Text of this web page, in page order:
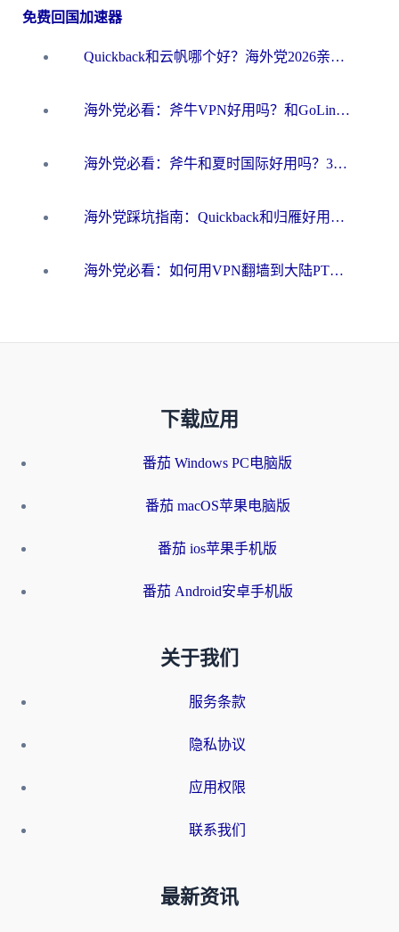
免费回国加速器
Quickback和云帆哪个好？海外党2026亲测指南：选对加速器大陆工具，无缝刷国内剧玩国服
海外党必看：斧牛VPN好用吗？和GoLinkVPN对比哪个回国效果更好？
海外党必看：斧牛和夏时国际好用吗？3步选对回国加速器，无缝刷国内资源
海外党踩坑指南：Quickback和归雁好用吗？选对加速器才能无缝刷国内资源
海外党必看：如何用VPN翻墙到大陆PTT？一篇解决你所有回国加速痛点
下载应用
番茄 Windows PC电脑版
番茄 macOS苹果电脑版
番茄 ios苹果手机版
番茄 Android安卓手机版
关于我们
服务条款
隐私协议
应用权限
联系我们
最新资讯